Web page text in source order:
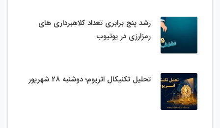
رشد پنج برابری تعداد کلاهبرداری های
رمزارزی در یوتیوب
تحلیل تکنیکال اتریوم؛ دوشنبه 28 شهریور